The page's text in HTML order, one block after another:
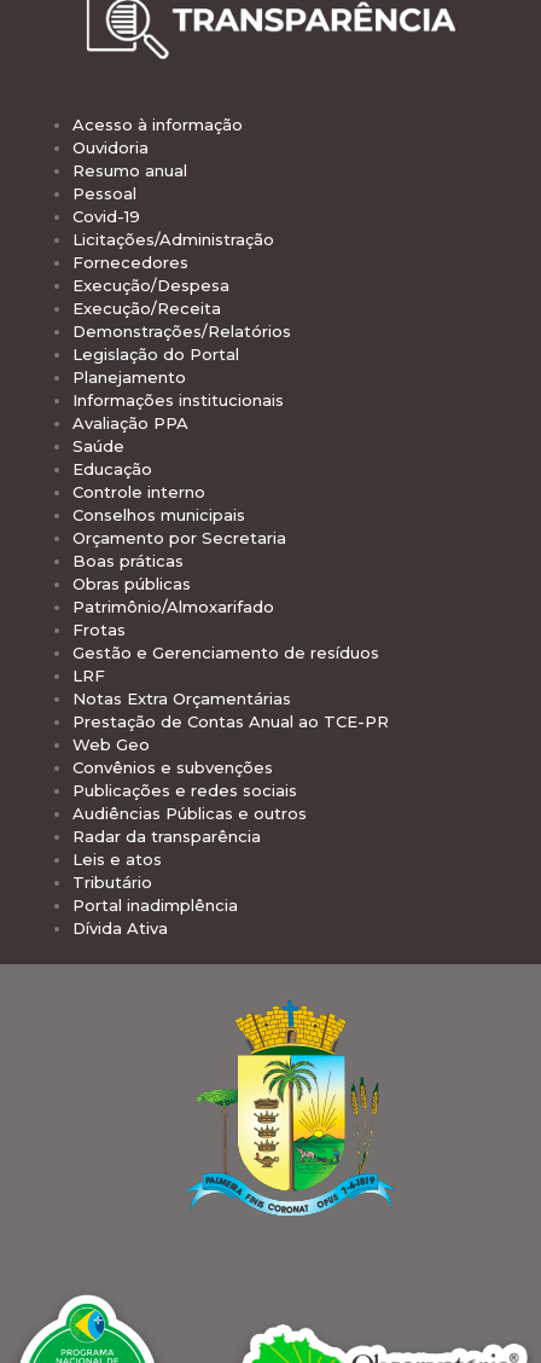
Acesso à informação
Ouvidoria
Resumo anual
Pessoal
Covid-19
Licitações/Administração
Fornecedores
Execução/Despesa
Execução/Receita
Demonstrações/Relatórios
Legislação do Portal
Planejamento
Informações institucionais
Avaliação PPA
Saúde
Educação
Controle interno
Conselhos municipais
Orçamento por Secretaria
Boas práticas
Obras públicas
Patrimônio/Almoxarifado
Frotas
Gestão e Gerenciamento de resíduos
LRF
Notas Extra Orçamentárias
Prestação de Contas Anual ao TCE-PR
Web Geo
Convênios e subvenções
Publicações e redes sociais
Audiências Públicas e outros
Radar da transparência
Leis e atos
Tributário
Portal inadimplência
Dívida Ativa